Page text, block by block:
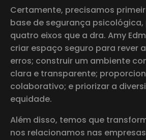
Certamente, precisamos
base de segurança
quatro eixos que a dra. Amy
criar espaço seguro para rever
erros; construir um ambiente
clara e transparente;
colaborativo; e priorizar a
equidade.
Além disso, temos que
nos relacionamos nas